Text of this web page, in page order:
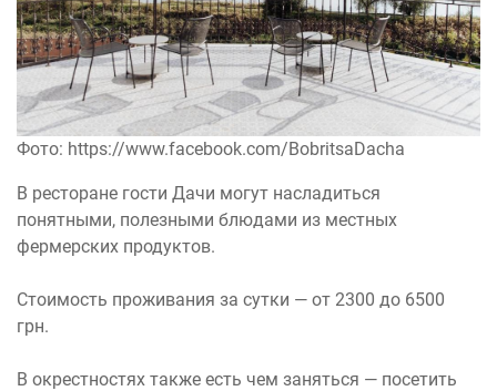
Фото: https://www.facebook.com/BobritsaDacha
В ресторане гости Дачи могут насладиться
понятными, полезными блюдами из местных
фермерских продуктов.
Стоимость проживания за сутки — от 2300 до 6500
грн.
В окрестностях также есть чем заняться — посетить